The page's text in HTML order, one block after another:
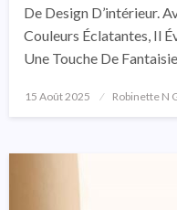
De Design D’intérieur.
Couleurs Éclatantes, Il
Une Touche De
Posted
15 Août 2025 Robinette N